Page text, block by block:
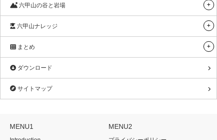
六甲山の谷と岩場
六甲山ナレッジ
まとめ
ダウンロード
サイトマップ
MENU1 MENU2